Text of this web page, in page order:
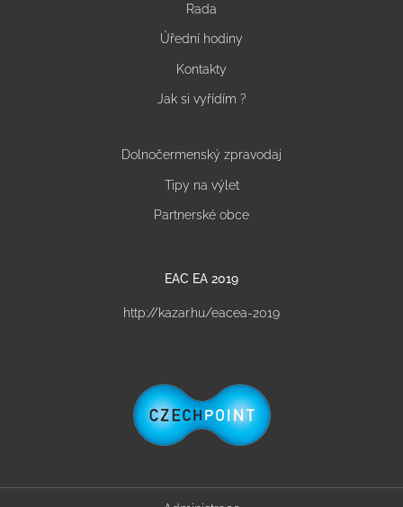
Rada
Úřední hodiny
Kontakty
Jak si vyřídím ?
Dolnočermenský zpravodaj
Tipy na výlet
Partnerské obce
EAC EA 2019
http://kazar.hu/eacea-2019